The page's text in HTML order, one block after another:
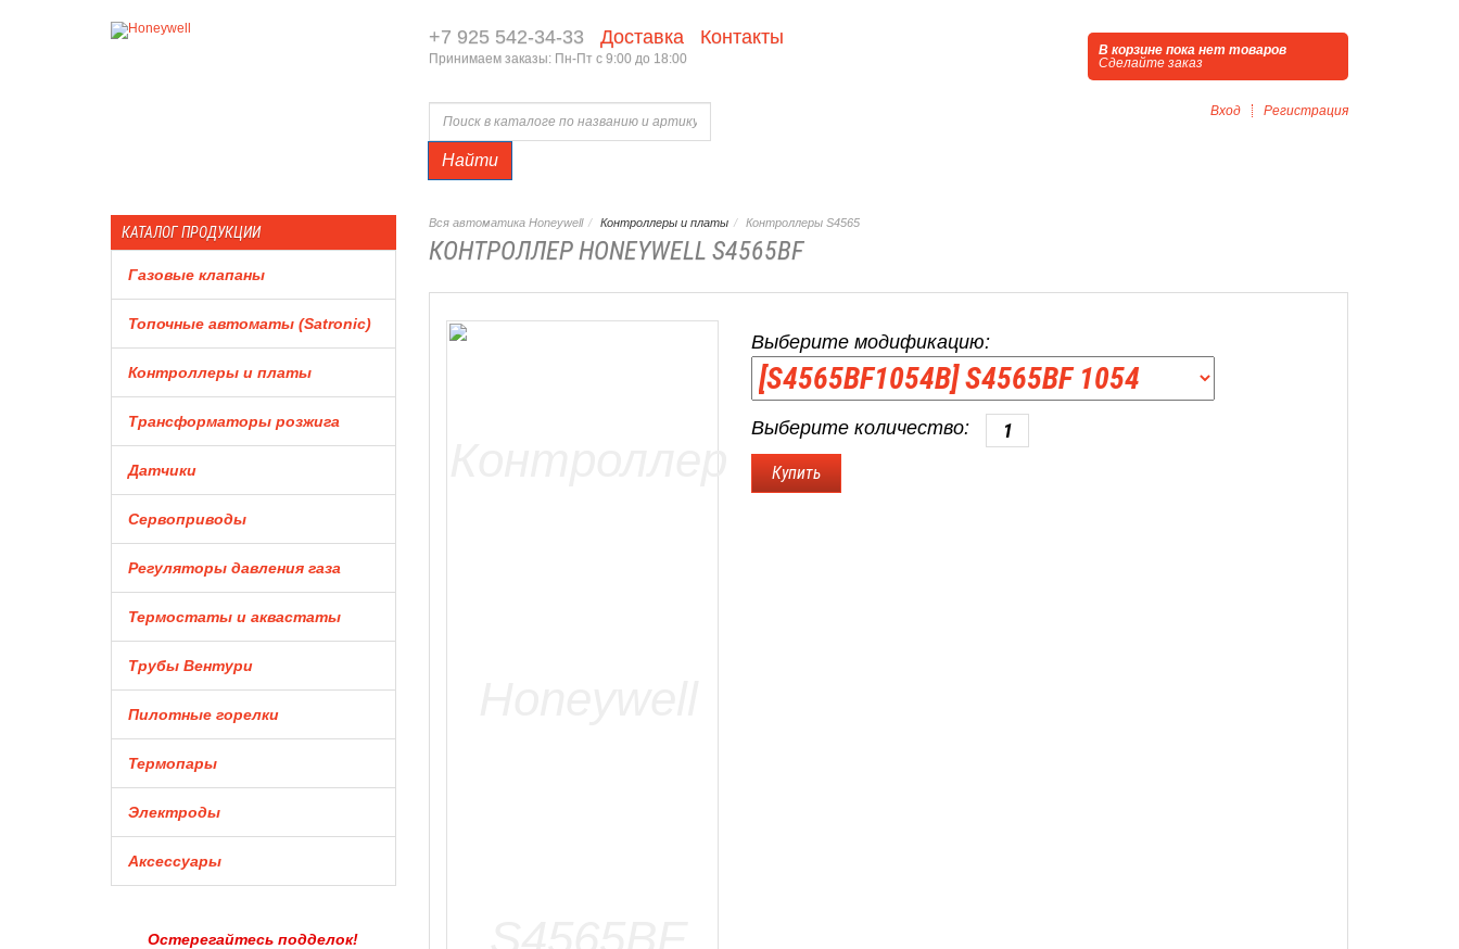
+7 925 542-34-33 Доставка Контакты
Принимаем заказы: Пн-Пт с 9:00 до 18:00
В корзине пока нет товаров
Сделайте заказ
Найти
Вход Регистрация
КАТАЛОГ ПРОДУКЦИИ
Газовые клапаны
Топочные автоматы (Satronic)
Контроллеры и платы
Трансформаторы розжига
Датчики
Сервоприводы
Регуляторы давления газа
Термостаты и аквастаты
Трубы Вентури
Пилотные горелки
Термопары
Электроды
Аксессуары
Остерегайтесь подделок!
Вся автоматика Honeywell Контроллеры и платы Контроллеры S4565
КОНТРОЛЛЕР HONEYWELL S4565BF
Выберите модификацию:
Выберите количество: